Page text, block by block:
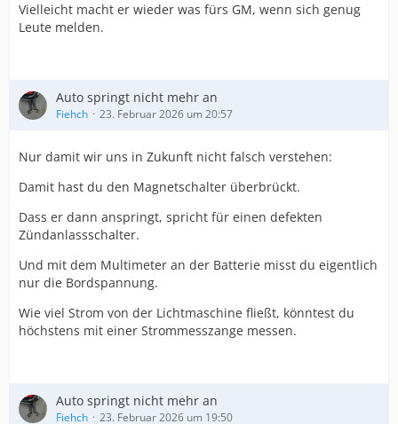
Vielleicht macht er wieder was fürs GM, wenn sich genug
Leute melden.
Auto springt nicht mehr an
Fiehch 23. Februar 2026 um 20:57
Nur damit wir uns in Zukunft nicht falsch verstehen:
Damit hast du den Magnetschalter überbrückt.
Dass er dann anspringt, spricht für einen defekten
Zündanlassschalter.
Und mit dem Multimeter an der Batterie misst du eigentlich
nur die Bordspannung.
Wie viel Strom von der Lichtmaschine fließt, könntest du
höchstens mit einer Strommesszange messen.
Auto springt nicht mehr an
Fiehch 23. Februar 2026 um 19:50